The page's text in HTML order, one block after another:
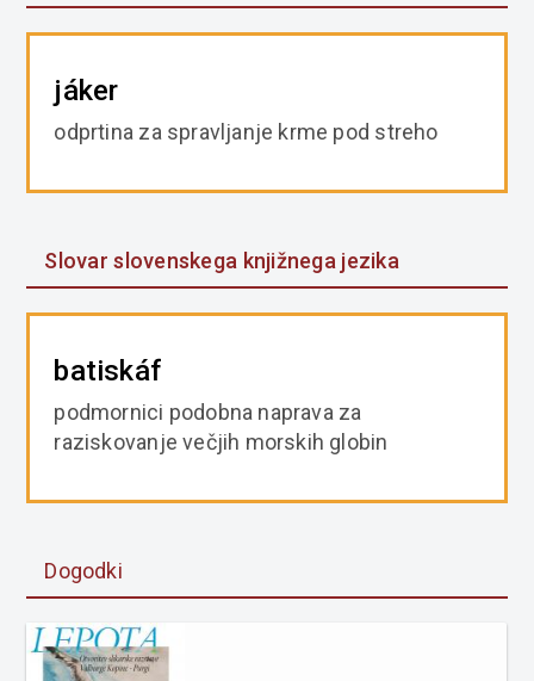
jáker
odprtina za spravljanje krme pod streho
Slovar slovenskega knjižnega jezika
batiskáf
podmornici podobna naprava za
raziskovanje večjih morskih globin
Dogodki